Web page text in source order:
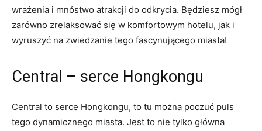
wrażenia i mnóstwo atrakcji do odkrycia. Będziesz mógł
zarówno zrelaksować się w komfortowym hotelu, jak i
wyruszyć na zwiedzanie tego fascynującego miasta!
Central – serce Hongkongu
Central to serce Hongkongu, to tu można poczuć puls
tego dynamicznego miasta. Jest to nie tylko główna